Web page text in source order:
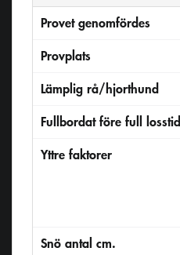
Provet genomfördes
Provplats
Lämplig rå/hjorthund
Fullbordat före full losstid
Yttre faktorer
Snö antal cm.